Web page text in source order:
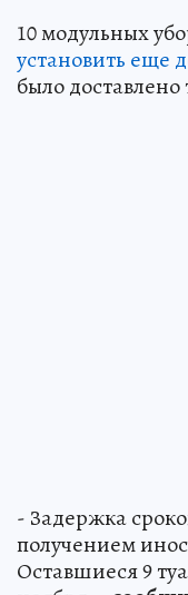
10 модульных
установить еще
было
- Задержка
получением
Оставшиеся 9